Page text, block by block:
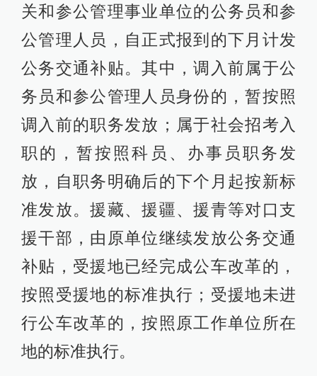
关和参公管理事业单位的公务员和参
公管理人员，自正式报到的下月计发
公务交通补贴。其中，调入前属于公
务员和参公管理人员身份的，暂按照
调入前的职务发放；属于社会招考入
职的，暂按照科员、办事员职务发
放，自职务明确后的下个月起按新标
准发放。援藏、援疆、援青等对口支
援干部，由原单位继续发放公务交通
补贴，受援地已经完成公车改革的，
按照受援地的标准执行；受援地未进
行公车改革的，按照原工作单位所在
地的标准执行。